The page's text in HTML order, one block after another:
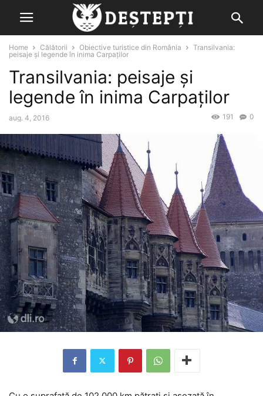
Home Călătorii Obiective turistice din România
Transilvania:
peisaje și legende în inima Carpaților
Transilvania: peisaje și
legende în inima Carpaților
aug. 4, 2016 0
191